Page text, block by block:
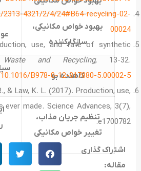
بهبود خواص مکانیکی،
سازگارکننده
کاهنده بو
تنظیم جریان مذاب،
تغییر خواص مکانیکی
4321/2/4/24#B64-recycling-02-
00024
use, and fate of synthetic
and Recycling, 13-32.
B978-0-12-817880-5.00002-5
& Law, K. L. (2017). Production, use,
made. Science Advances, 3(7),
e1700782.
اشتراک گذاری
مقاله: